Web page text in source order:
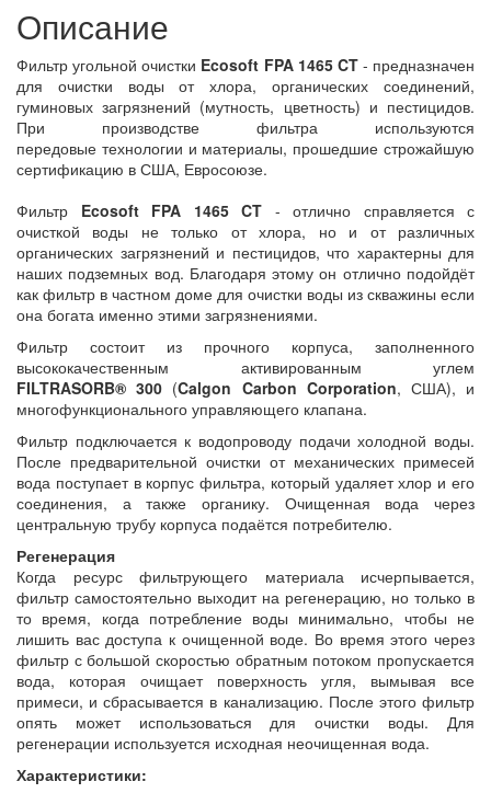
Описание
Фильтр угольной очистки Ecosoft FPA 1465 CT- предназначен
для очистки воды от хлора, органических соединений,
гуминовых загрязнений (мутность, цветность) и пестицидов.
При производстве фильтра используются
передовые технологии и материалы, прошедшие строжайшую
сертификацию в США, Евросоюзе.
Фильтр Ecosoft FPA 1465 CT - отлично справляется с
очисткой воды не только от хлора, но и от различных
органических загрязнений и пестицидов, что характерны для
наших подземных вод. Благодаря этому он отлично подойдёт
как фильтр в частном доме для очистки воды из скважины если
она богата именно этими загрязнениями.
Фильтр состоит из прочного корпуса, заполненного
высококачественным активированным углем
FILTRASORB® 300 (Calgon Carbon Corporation, США), и
многофункционального управляющего клапана.
Фильтр подключается к водопроводу подачи холодной воды.
После предварительной очистки от механических примесей
вода поступает в корпус фильтра, который удаляет хлор и его
соединения, а также органику. Очищенная вода через
центральную трубу корпуса подаётся потребителю.
Регенерация
Когда ресурс фильтрующего материала исчерпывается,
фильтр самостоятельно выходит на регенерацию, но только в
то время, когда потребление воды минимально, чтобы не
лишить вас доступа к очищенной воде. Во время этого через
фильтр с большой скоростью обратным потоком пропускается
вода, которая очищает поверхность угля, вымывая все
примеси, и сбрасывается в канализацию. После этого фильтр
опять может использоваться для очистки воды. Для
регенерации используется исходная неочищенная вода.
Характеристики: